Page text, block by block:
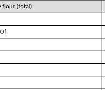
flour (total)